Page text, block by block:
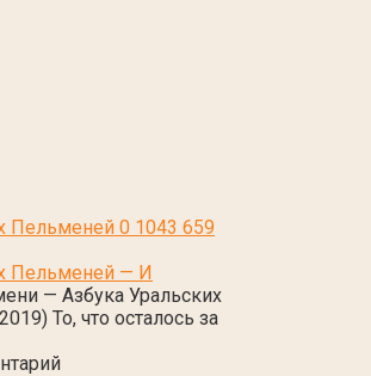
Пельменей 0 1043 659
Пельменей — И
— Азбука Уральских
То, что осталось за